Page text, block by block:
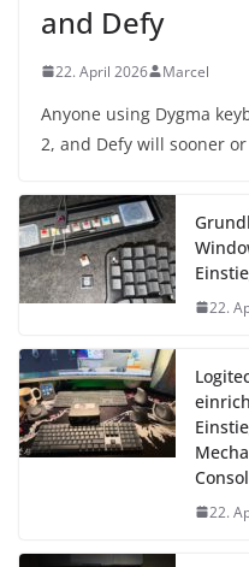
and Defy
22. April 2026 Marcel
Anyone using Dygma
2, and Defy will sooner
22.
22.